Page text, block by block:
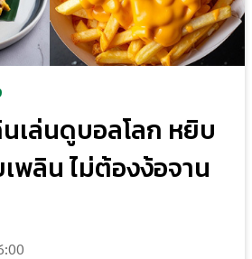
เล่นดูบอลโลก หยิบ
พลิน ไม่ต้องง้อจาน